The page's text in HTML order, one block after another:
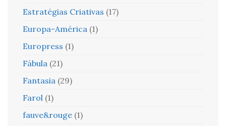
Estratégias Criativas (17)
Europa-América (1)
Europress (1)
Fábula (21)
Fantasia (29)
Farol (1)
fauve&rouge (1)